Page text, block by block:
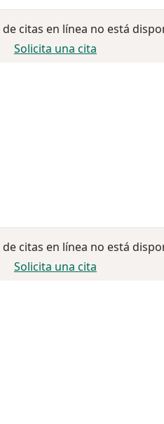
de citas en línea no está
Solicita una cita
de citas en línea no está
Solicita una cita